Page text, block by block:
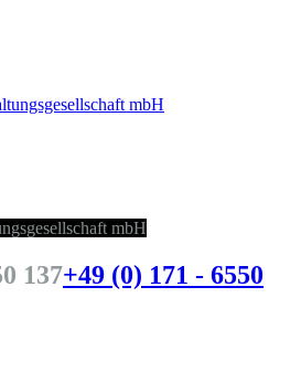
mbH
137+49 (0) 171 - 6550